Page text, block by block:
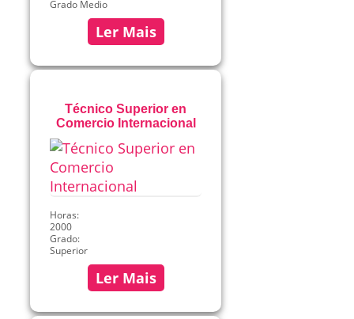
Grado Medio
Ler Mais
Técnico Superior en
Comercio Internacional
Horas:
2000
Grado:
Superior
Ler Mais